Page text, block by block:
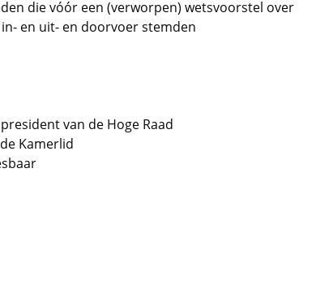
die vóór een (verworpen) wetsvoorstel over
en uit- en doorvoer stemden
van de Hoge Raad
Kamerlid